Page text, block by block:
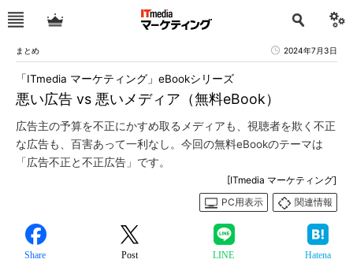
まとめ 2024年7月3日
悪い広告 vs 悪いメディア（無料eBook）
「ITmedia マーケティング」eBookシリーズ
広告主の予算を不正にかすめ取るメディアも、視聴者を欺く不正
な広告も、百害あって一利なし。今回の無料eBookのテーマは
「広告不正と不正広告」です。
[ITmedia マーケティング]
PC用表示
関連情報
Share Post LINE Hatena